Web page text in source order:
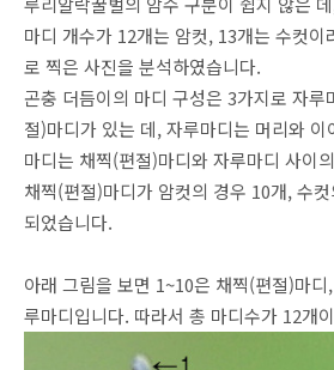
마디 개수가 12개는 암컷, 13개는 수컷
로 찍은 사진을 분석하였습니다.
곤충 더듬이의 마디 구성은 3가지로 자루
절)마디가 있는 데, 자루마디는 머리와
마디는 채찍(편절)마디와 자루마디 사이
채찍(편절)마디가 암컷의 경우 10개, 수
되었습니다.
아래 그림을 보면 1~10은 채찍(편절)마
루마디입니다. 따라서 총 마디수가 12개